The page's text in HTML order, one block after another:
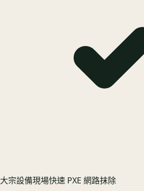
大宗設備現場快速 PXE 網路抹除